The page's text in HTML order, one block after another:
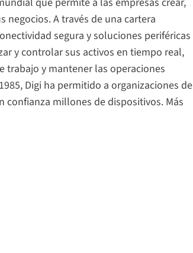
A través de una cartera
segura y soluciones periféricas
y controlar sus activos en tiempo real,
y mantener las operaciones
Digi ha permitido a organizaciones de
millones de dispositivos. Más